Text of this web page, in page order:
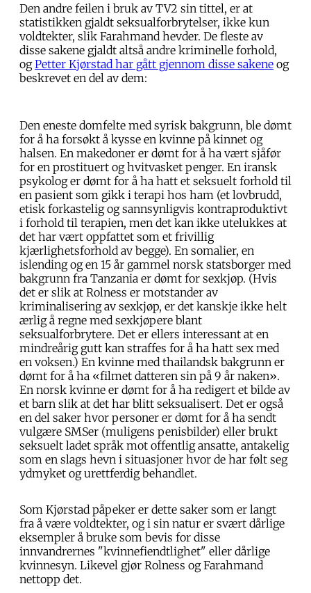
Den andre feilen i bruk av TV2 sin tittel, er at
statistikken gjaldt seksualforbrytelser, ikke kun
voldtekter, slik Farahmand hevder. De fleste av
disse sakene gjaldt altså andre kriminelle forhold,
ogPetter Kjørstad har gått gjennom disse sakene og
beskrevet en del av dem:
Den eneste domfelte med syrisk bakgrunn, ble dømt
for å ha forsøkt å kysse en kvinne på kinnet og
halsen. En makedoner er dømt for å ha vært sjåfør
for en prostituert og hvitvasket penger. En iransk
psykolog er dømt for å ha hatt et seksuelt forhold til
en pasient som gikk i terapi hos ham (et lovbrudd,
etisk forkastelig og sannsynligvis kontraproduktivt
i forhold til terapien, men det kan ikke utelukkes at
det har vært oppfattet som et frivillig
kjærlighetsforhold av begge). En somalier, en
islending og en 15 år gammel norsk statsborger med
bakgrunn fra Tanzania er dømt for sexkjøp. (Hvis
det er slik at Rolness er motstander av
kriminalisering av sexkjøp, er det kanskje ikke helt
ærlig å regne med sexkjøpere blant
seksualforbrytere. Det er ellers interessant at en
mindreårig gutt kan straffes for å ha hatt sex med
en voksen.) En kvinne med thailandsk bakgrunn er
dømt for å ha «filmet datteren sin på 9 år naken».
En norsk kvinne er dømt for å ha redigert et bilde av
et barn slik at det har blitt seksualisert. Det er også
en del saker hvor personer er dømt for å ha sendt
vulgære SMSer (muligens penisbilder) eller brukt
seksuelt ladet språk mot offentlig ansatte, antakelig
som en slags hevn i situasjoner hvor de har følt seg
ydmyket og urettferdig behandlet.
Som Kjørstad påpeker er dette saker som er langt
fra å være voldtekter, og i sin natur er svært dårlige
eksempler å bruke som bevis for disse
innvandrernes "kvinnefiendtlighet" eller dårlige
kvinnesyn. Likevel gjør Rolness og Farahmand
nettopp det.